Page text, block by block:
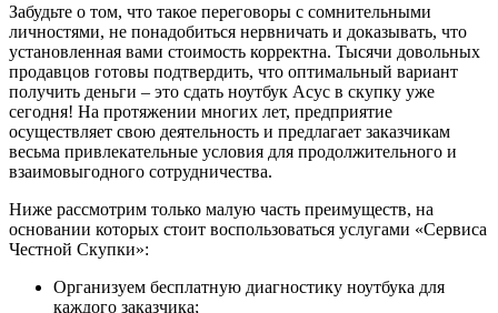
Забудьте о том, что такое переговоры с сомнительными
личностями, не понадобиться нервничать и доказывать, что
установленная вами стоимость корректна. Тысячи довольных
продавцов готовы подтвердить, что оптимальный вариант
получить деньги – это сдать ноутбук Асус в скупку уже
сегодня! На протяжении многих лет, предприятие
осуществляет свою деятельность и предлагает заказчикам
весьма привлекательные условия для продолжительного и
взаимовыгодного сотрудничества.
Ниже рассмотрим только малую часть преимуществ, на
основании которых стоит воспользоваться услугами «Сервиса
Честной Скупки»:
Организуем бесплатную диагностику ноутбука для
каждого заказчика;